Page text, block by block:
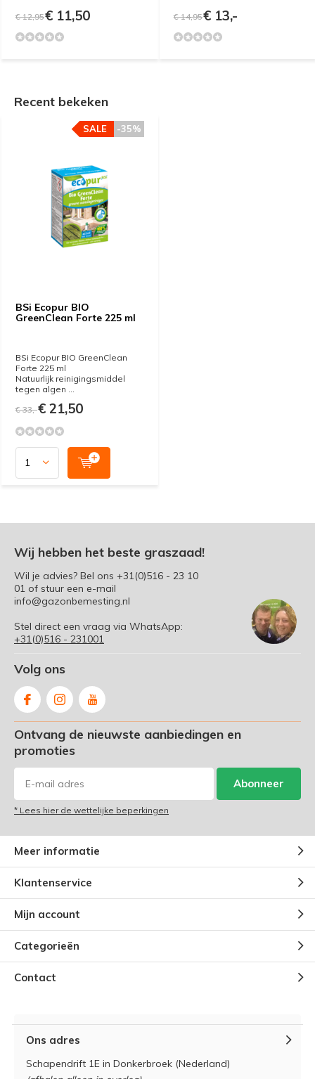
€ 12,95€ 11,50 € 14,95€ 13,-
Recent bekeken
BSi Ecopur BIO
GreenClean Forte 225 ml
-35%
SALE
BSi Ecopur BIO GreenClean
Forte 225 ml
Natuurlijk reinigingsmiddel
tegen algen ...
€ 33,-€ 21,50
Wij hebben het beste graszaad!
Wil je advies? Bel ons +31(0)516 - 23 10
01 of stuur een e-mail
info@gazonbemesting.nl
Stel direct een vraag via WhatsApp:
+31(0)516 - 231001
Volg ons
Ontvang de nieuwste aanbiedingen en
promoties
Abonneer
* Lees hier de wettelijke beperkingen
Meer informatie
Klantenservice
Mijn account
Categorieën
Contact
Ons adres
Schapendrift 1E in Donkerbroek (Nederland)